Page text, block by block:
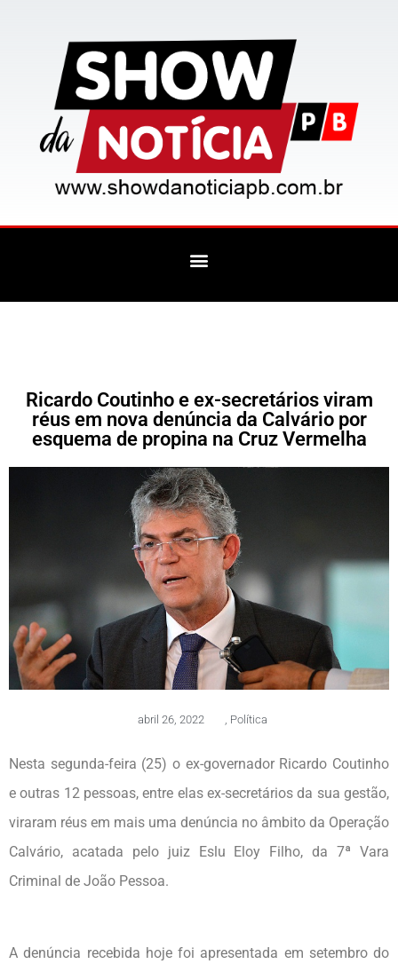
Ricardo Coutinho e ex-secretários viram
réus em nova denúncia da Calvário por
esquema de propina na Cruz Vermelha
abril 26, 2022 , Política
Nesta segunda-feira (25) o ex-governador Ricardo Coutinho
e outras 12 pessoas, entre elas ex-secretários da sua gestão,
viraram réus em mais uma denúncia no âmbito da Operação
Calvário, acatada pelo juiz Eslu Eloy Filho, da 7ª Vara
Criminal de João Pessoa.
A denúncia recebida hoje foi apresentada em setembro do